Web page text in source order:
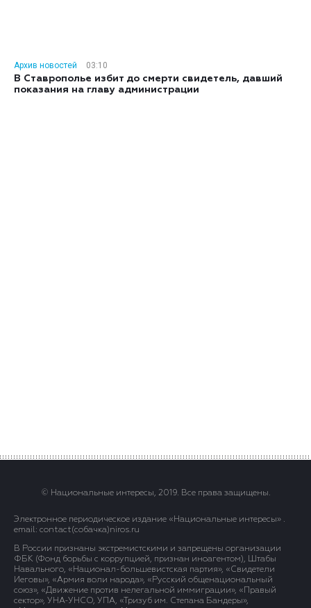
Архив новостей
03:10
В Ставрополье избит до смерти свидетель, давший
показания на главу администрации
© Национальные интересы, 2019. Все права защищены.
Электронное периодическое издание «Национальные интересы» .
email: contact(сoбaчка)niros.ru
В России признаны экстремистскими и запрещены организации
ФБК (Фонд борьбы с коррупцией, признан иноагентом), Штабы
Навального, «Национал-большевистская партия», «Свидетели
Иеговы», «Армия воли народа», «Русский общенациональный
союз», «Движение против нелегальной иммиграции», «Правый
сектор», УНА-УНСО, УПА, «Тризуб им. Степана Бандеры»,